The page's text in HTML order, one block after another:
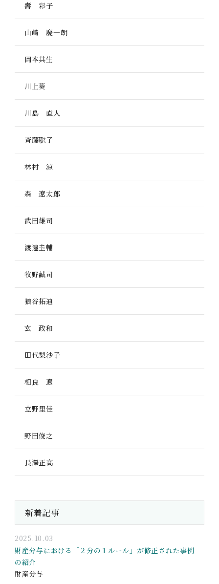
壽 彩子
山﨑 慶一朗
岡本共生
川上葵
川島 直人
斉藤聡子
林村 涼
森 遼太郎
武田雄司
渡邉圭輔
牧野誠司
狼谷拓迪
玄 政和
田代梨沙子
相良 遼
立野里佳
野田俊之
長澤正高
新着記事
2025.10.03
財産分与における「２分の１ルール」が修正された事例
の紹介
財産分与